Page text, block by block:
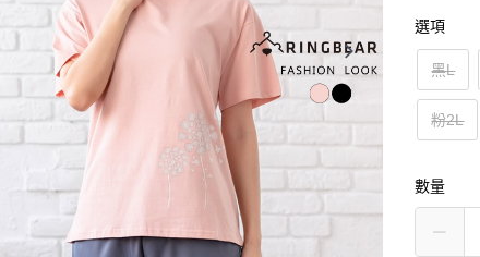
選項
黑L
粉2L
數量